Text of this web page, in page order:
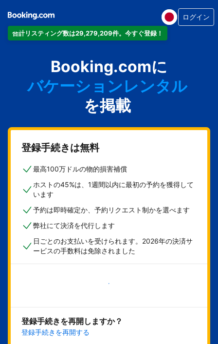
合計リスティング数は29,279,209件。今すぐ登録！
ログイン
Booking.comに
アパートメント
ホテル
バケーションレンタル
ゲストハウス
旅館
を掲載
登録手続きは無料
最高100万ドルの物的損害補償
ホストの45%は、1週間以内に最初の予約を獲得して
います
予約は即時確定か、予約リクエスト制かを選べます
弊社にて決済を代行します
日ごとのお支払いを受けられます。2026年の決済サ
ービスの手数料は免除されました
今すぐ始める
登録手続きを再開しますか？
登録手続きを再開する